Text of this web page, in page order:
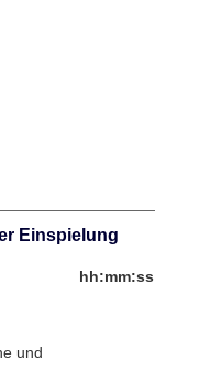
Einspielung
hh:mm:ss
und